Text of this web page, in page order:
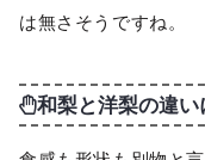
は無さそうですね。
和梨と洋梨の違い